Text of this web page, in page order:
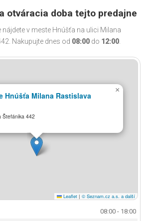
otváracia doba tejto predajne
v meste Hnúšťa na ulici Milana
Nakupujte dnes od 08:00 do 12:00
Hnúšťa Milana Rastislava
Štefánika 442
×
Leaflet | © Seznam.cz a.s. a další
08:00 - 18:00